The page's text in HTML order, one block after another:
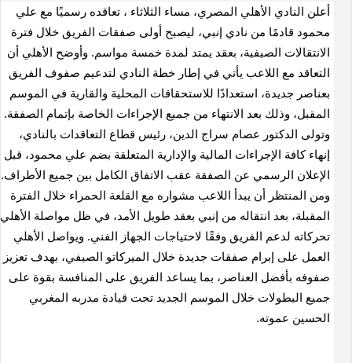
أعلن النادي الأهلي المصري، مساء الثلاثاء ، تعاقده رسميًا مع علي
محمود قادمًا من نادي إنبي، ليصبح أولى صفقات الفريق خلال فترة
الانتقالات الصيفية، بعقد يمتد لمدة خمسة مواسم. وأوضح الأهلي أن
التعاقد مع اللاعب يأتي في إطار خطة النادي لتدعيم صفوف الفريق
بعناصر جديدة، استعدادًا للاستحقاقات المحلية والقارية في الموسم
المقبل، وذلك بعد الانتهاء من جميع الإجراءات الخاصة بإتمام الصفقة.
وتولى الدكتور عصام سراج الدين، رئيس قطاع التعاقدات بالنادي،
إنهاء كافة الإجراءات المالية والإدارية المتعلقة بضم علي محمود، قبل
الإعلان الرسمي عن الصفقة عقب الاتفاق الكامل بين جميع الأطراف.
ومن المنتظر أن يبدأ اللاعب مشواره مع القلعة الحمراء خلال الفترة
المقبلة، بعد انتقاله من إنبي بعقد طويل الأمد، في ظل مواصلة الأهلي
تحركاته لدعم الفريق وفقًا لاحتياجات الجهاز الفني. ويواصل الأهلي
العمل على إبرام صفقات جديدة خلال الميركاتو الصيفي، بهدف تعزيز
صفوفه بأفضل العناصر، بما يساعد الفريق على المنافسة بقوة على
جميع البطولات خلال الموسم الجديد تحت قيادة مدربه المغربي
الحسين عموته.